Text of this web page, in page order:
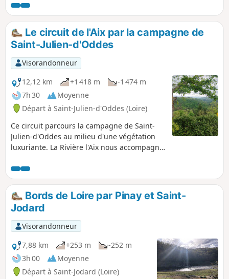
altitude, avec de très belles vues.
Balisage VTT rouge sur fond blanc.
Le circuit de l'Aix par la campagne de
Saint-Julien-d'Oddes
Visorandonneur
12,12 km
+1 418 m
-1 474 m
7h 30
Moyenne
Départ à Saint-Julien-d'Oddes (Loire)
Ce circuit parcours la campagne de Saint-
Julien-d'Oddes au milieu d'une végétation
luxuriante. La Rivière l'Aix nous accompagne
Chizonnet.
Bords de Loire par Pinay et Saint-
Jodard
Visorandonneur
7,88 km
+253 m
-252 m
3h 00
Moyenne
Départ à Saint-Jodard (Loire)